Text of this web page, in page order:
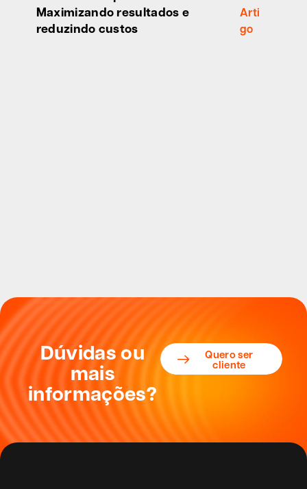
Maximizando resultados e
reduzindo custos
Arti
go
Dúvidas ou
mais
informações?
Quero ser
cliente